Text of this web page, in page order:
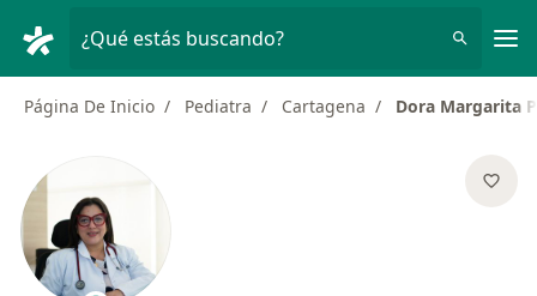
¿Qué estás buscando?
Página De Inicio Pediatra Cartagena Dora Margarita